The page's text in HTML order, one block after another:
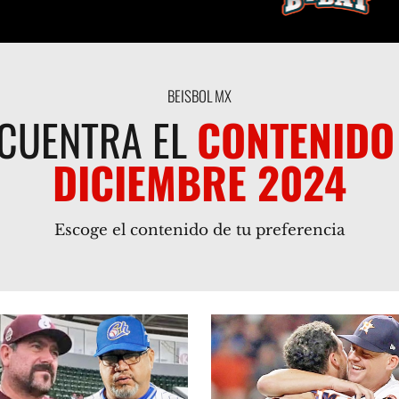
BEISBOL MX
ELCONTENIDO
DICIEMBRE 2024
Escoge el contenido de tu preferencia